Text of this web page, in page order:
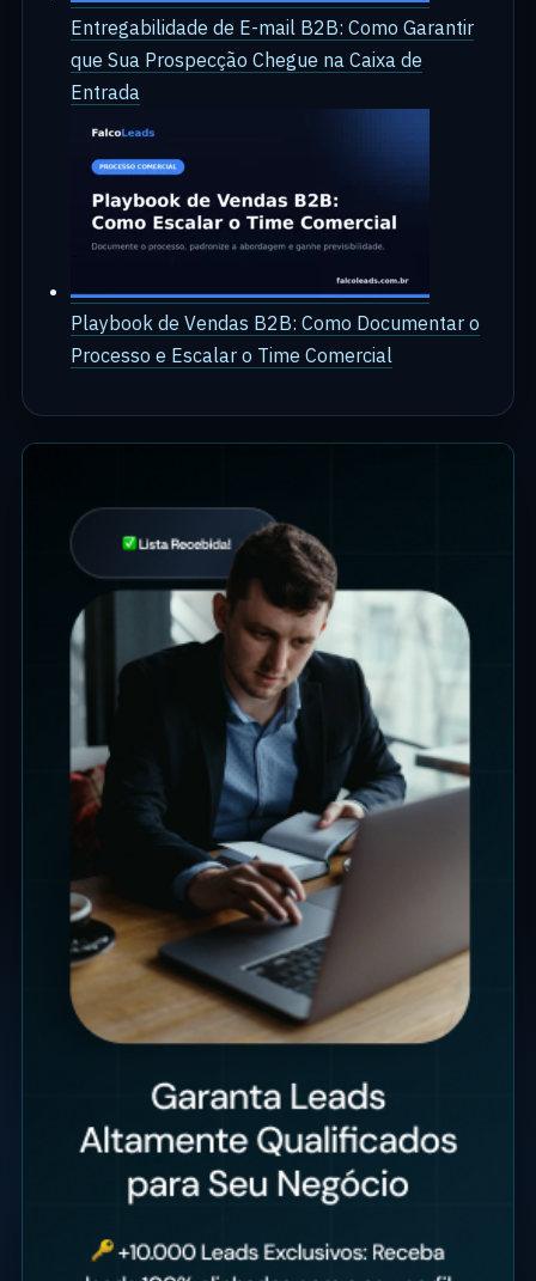
Entregabilidade de E-mail B2B: Como Garantir
que Sua Prospecção Chegue na Caixa de
Entrada
Playbook de Vendas B2B: Como Documentar o
Processo e Escalar o Time Comercial